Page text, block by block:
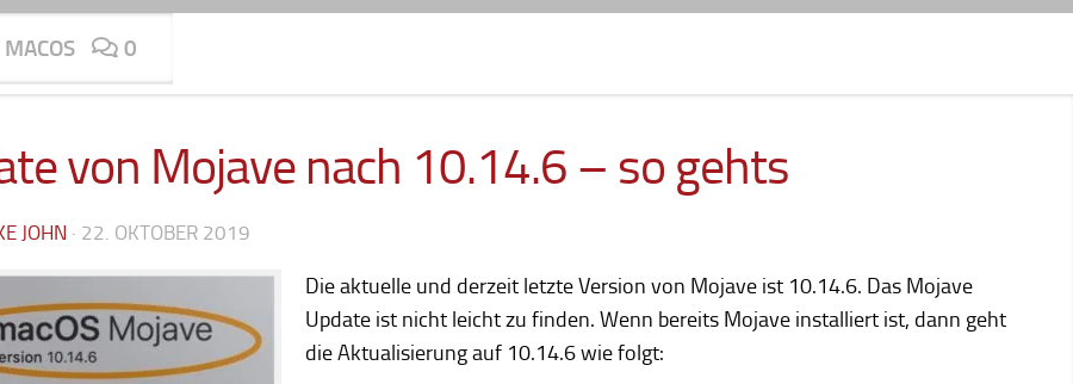
MACOS 0
von Mojave nach 10.14.6 – so gehts
JOHN · 22. OKTOBER 2019
Die aktuelle und derzeit letzte Version von Mojave ist 10.14.6. Das Mojave
Update ist nicht leicht zu finden. Wenn bereits Mojave installiert ist, dann geht
die Aktualisierung auf 10.14.6 wie folgt: